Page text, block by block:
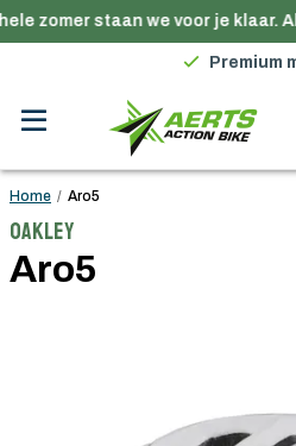
zomer staan we voor je klaar.
Gratis verzending in
Premium
Gratis verzending in
Home / Aro5
Oakley
Aro5